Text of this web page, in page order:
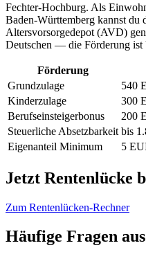
Fechter-Hochburg. Als
Baden-Württemberg kannst du
Altersvorsorgedepot (AVD)
Deutschen — die Förderung ist
Förderung
Grundzulage
540
Kinderzulage
300
Berufseinsteigerbonus
200
Steuerliche Absetzbarkeit bis
Eigenanteil Minimum
5
Jetzt Rentenlücke
Zum Rentenlücken-Rechner
Häufige Fragen